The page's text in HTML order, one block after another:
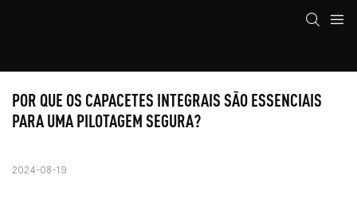
POR QUE OS CAPACETES INTEGRAIS SÃO ESSENCIAIS
PARA UMA PILOTAGEM SEGURA?
2024-08-19